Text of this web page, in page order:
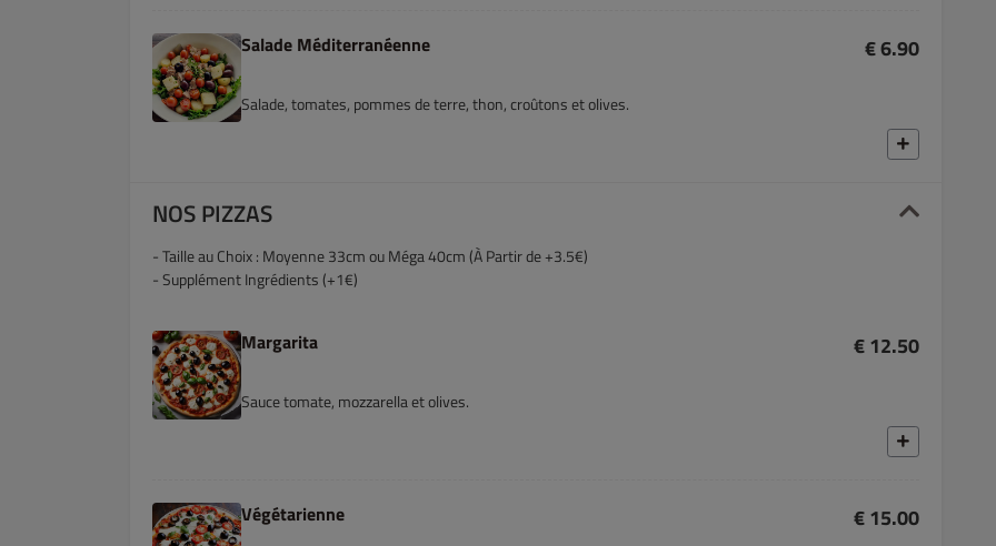
Salade Méditerranéenne € 6.90
Salade, tomates, pommes de terre, thon, croûtons et olives.
NOS PIZZAS
- Taille au Choix : Moyenne 33cm ou Méga 40cm (À Partir de +3.5€)
- Supplément Ingrédients (+1€)
Margarita € 12.50
Sauce tomate, mozzarella et olives.
Végétarienne € 15.00